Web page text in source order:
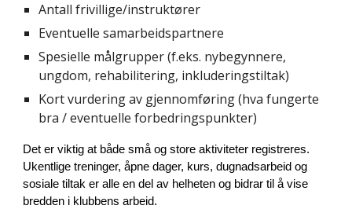
Antall frivillige/instruktører
Eventuelle samarbeidspartnere
Spesielle målgrupper (f.eks. nybegynnere,
ungdom, rehabilitering, inkluderingstiltak)
Kort vurdering av gjennomføring (hva fungerte
bra / eventuelle forbedringspunkter)
Det er viktig at både små og store aktiviteter registreres.
Ukentlige treninger, åpne dager, kurs, dugnadsarbeid og
sosiale tiltak er alle en del av helheten og bidrar til å vise
bredden i klubbens arbeid.